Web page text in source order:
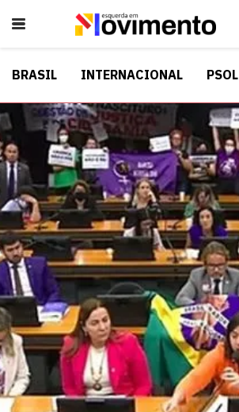
BRASIL INTERNACIONAL PSOL